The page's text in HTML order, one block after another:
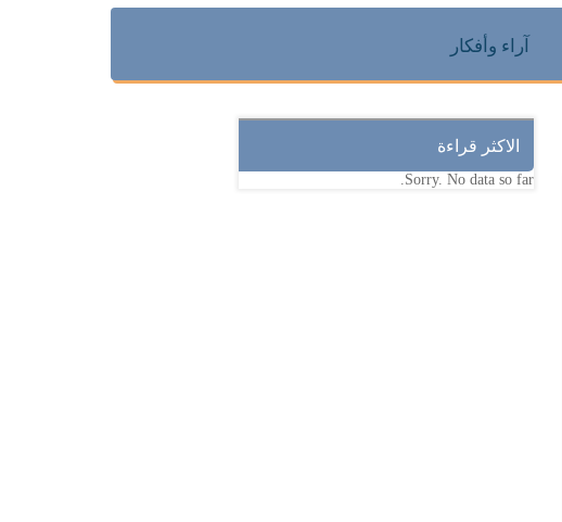
آراء وأفكار
الاكثر قراءة
Sorry. No data so far.